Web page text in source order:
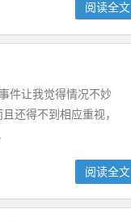
阅读全文
件让我觉得情况不妙
还得不到相应重视，
阅读全文